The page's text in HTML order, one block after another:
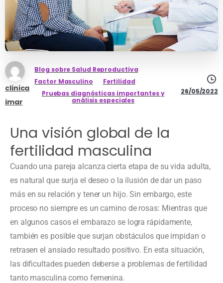
clinica
imar
Blog sobre Salud Reproductiva
Factor Masculino
Fertilidad
Pruebas diagnósticas importantes y
análisis especiales
26/05/2022
Una visión global de la
fertilidad masculina
Cuando una pareja alcanza cierta etapa de su vida adulta,
es natural que surja el deseo o la ilusión de dar un paso
más en su relación y tener un hijo. Sin embargo, este
proceso no siempre es un camino de rosas: Mientras que
en algunos casos el embarazo se logra rápidamente,
también es posible que surjan obstáculos que impidan o
retrasen el ansiado resultado positivo. En esta situación,
las dificultades pueden deberse a problemas de fertilidad
tanto masculina como femenina.